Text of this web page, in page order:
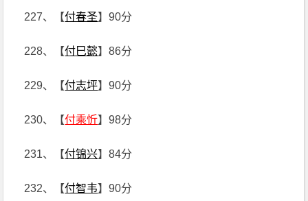
227、【付春圣】90分
228、【付巳懿】86分
229、【付志坪】90分
230、【付乘忻】98分
231、【付锦兴】84分
232、【付智韦】90分